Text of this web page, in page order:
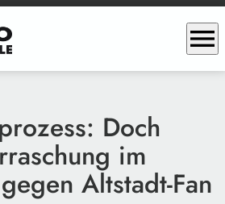
menu
Doch
im
Altstadt-Fan